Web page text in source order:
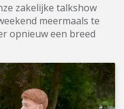
zakelijke talkshow
meermaals te
opnieuw een breed
investeren en
studio in het koetshuis
zoals altijd
van Jan Frantzen.